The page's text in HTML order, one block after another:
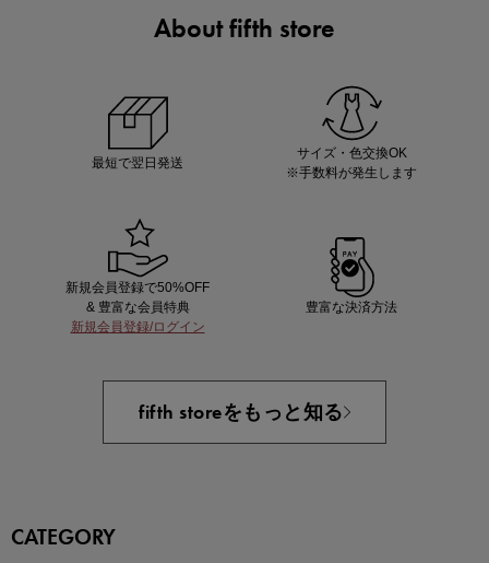
買えば買うほどお得! 最大半額クーポン
About fifth store
最短で翌日発送
サイズ・色交換OK
※手数料が発生します
新規会員登録で50%OFF
& 豊富な会員特典
新規会員登録/ログイン
豊富な決済方法
fifth storeをもっと知る
CATEGORY